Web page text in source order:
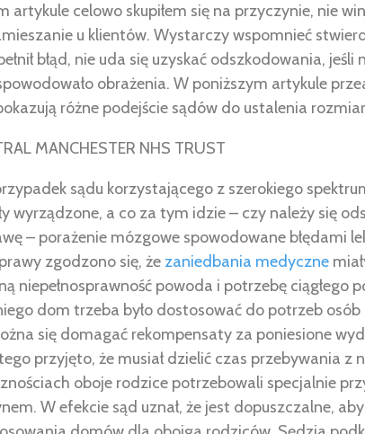
artykule celowo skupiłem się na przyczynie, nie
u klientów. Wystarczy wspomnieć
błąd, nie uda się uzyskać odszkodowania, jeśli
obrażenia. W poniższym artykule
różne podejście sądów do ustalenia
MANCHESTER NHS TRUST
sądu korzystającego z szerokiego
wyrządzone, a co za tym idzie – czy należy się
– porażenie mózgowe spowodowane błędami
zgodzono się, że zaniedbania medyczne
niepełnosprawność powoda i potrzebę ciągłego
dom trzeba było dostosować do potrzeb
się domagać rekompensaty za poniesione
przyjęto, że musiał dzielić czas przebywania z
oboje rodzice potrzebowali specjalnie
W efekcie sąd uznał, że jest dopuszczalne,